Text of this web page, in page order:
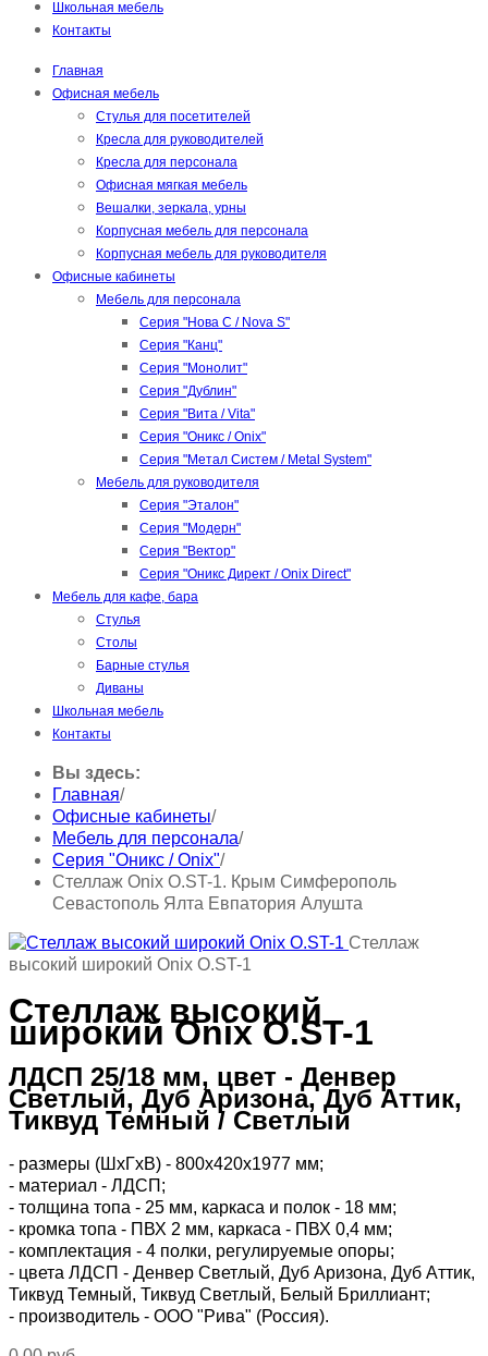
Школьная мебель
Контакты
Главная
Офисная мебель
Стулья для посетителей
Кресла для руководителей
Кресла для персонала
Офисная мягкая мебель
Вешалки, зеркала, урны
Корпусная мебель для персонала
Корпусная мебель для руководителя
Офисные кабинеты
Мебель для персонала
Серия "Нова С / Nova S"
Серия "Канц"
Серия "Монолит"
Серия "Дублин"
Серия "Вита / Vita"
Серия "Оникс / Onix"
Серия "Метал Систем / Metal System"
Мебель для руководителя
Серия "Эталон"
Серия "Модерн"
Серия "Вектор"
Серия "Оникс Директ / Onix Direct"
Мебель для кафе, бара
Стулья
Столы
Барные стулья
Диваны
Школьная мебель
Контакты
Вы здесь:
Главная/
Офисные кабинеты/
Мебель для персонала/
Серия "Оникс / Onix"/
Стеллаж Onix O.ST-1. Крым Симферополь
Севастополь Ялта Евпатория Алушта
Стеллаж
высокий широкий Onix O.ST-1
Стеллаж высокий
широкий Onix O.ST-1
ЛДСП 25/18 мм, цвет - Денвер
Светлый, Дуб Аризона, Дуб Аттик,
Тиквуд Темный / Светлый
- размеры (ШхГхВ) - 800х420х1977 мм;
- материал - ЛДСП;
- толщина топа - 25 мм, каркаса и полок - 18 мм;
- кромка топа - ПВХ 2 мм, каркаса - ПВХ 0,4 мм;
- комплектация - 4 полки, регулируемые опоры;
- цвета ЛДСП - Денвер Светлый, Дуб Аризона, Дуб Аттик,
Тиквуд Темный, Тиквуд Светлый, Белый Бриллиант;
- производитель - ООО "Рива" (Россия).